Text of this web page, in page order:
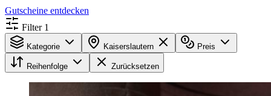
Gutscheine entdecken
Filter 1
Kategorie Kaiserslautern Preis
Reihenfolge Zurücksetzen